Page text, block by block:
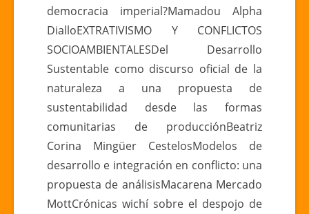
democracia imperial?Mamadou Alpha
DialloEXTRATIVISMO Y CONFLICTOS
SOCIOAMBIENTALESDel Desarrollo
Sustentable como discurso oficial de la
naturaleza a una propuesta de
sustentabilidad desde las formas
comunitarias de producciónBeatriz
Corina Mingüer CestelosModelos de
desarrollo e integración en conflicto: una
propuesta de análisisMacarena Mercado
MottCrónicas wichí sobre el despojo de